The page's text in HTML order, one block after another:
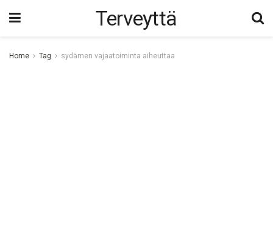
Terveyttä
Home Tag sydämen vajaatoiminta aiheuttaa